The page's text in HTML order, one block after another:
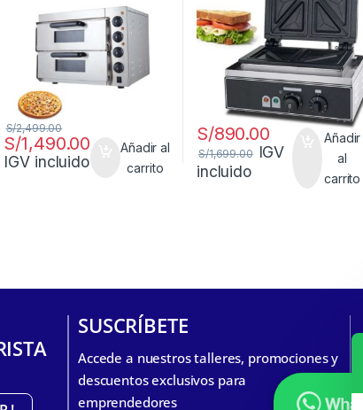
S/1,490.00
S/2,499.00
IGV incluido
Añadir al
carrito
S/890.00
S/1,699.00 IGV
incluido
Añadir
al
carrito
SUSCRÍBETE
Accede a nuestros talleres, promociones y
descuentos exclusivos para
emprendedores